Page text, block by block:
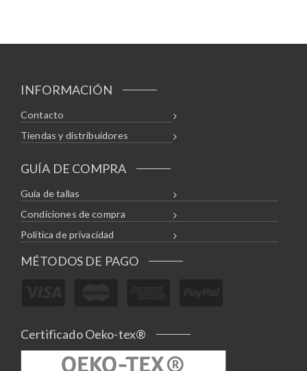
INFORMACIÓN
Contacto
Tiendas y distribuidores
GUÍA DE COMPRA
Guía de tallas
Condiciones de compra
Política de privacidad
MÉTODOS DE PAGO
Certificado Oeko-tex®